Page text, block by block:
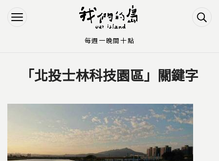
Jump to Navigation
Jump to Main content
您在這裡「北投士林科技園區」關鍵字
每週一晚間十點